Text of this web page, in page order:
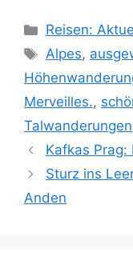
Kategorien
Reisen:
Schlagwörter
Alpes,
Merveilles.,
Talwanderungen
Kafkas Prag:
Sturz ins
Anden